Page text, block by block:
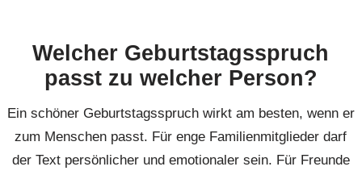
Welcher Geburtstagsspruch
passt zu welcher Person?
Ein schöner Geburtstagsspruch wirkt am besten, wenn er
zum Menschen passt. Für enge Familienmitglieder darf
der Text persönlicher und emotionaler sein. Für Freunde